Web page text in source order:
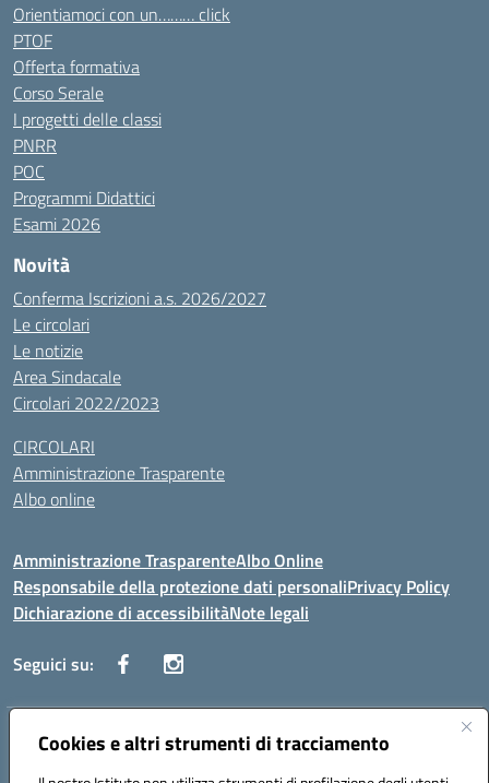
Cookies e altri strumenti di tracciamento
Orientiamoci con un……… click
PTOF
Offerta formativa
Corso Serale
I progetti delle classi
PNRR
POC
Programmi Didattici
Esami 2026
Novità
Conferma Iscrizioni a.s. 2026/2027
Le circolari
Le notizie
Area Sindacale
Circolari 2022/2023
CIRCOLARI
Amministrazione Trasparente
Albo online
Amministrazione TrasparenteAlbo Online
Responsabile della protezione dati personaliPrivacy Policy
Dichiarazione di accessibilitàNote legali
Seguici su:
Indirizzo:Corso Vittorio Emanuele, 27 90133 - Palermo